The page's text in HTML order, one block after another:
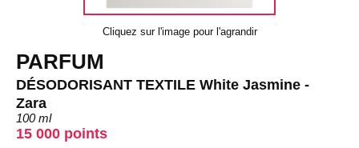
Cliquez sur l'image pour l'agrandir
PARFUM
DÉSODORISANT TEXTILE White Jasmine -
Zara
100 ml
15 000 points